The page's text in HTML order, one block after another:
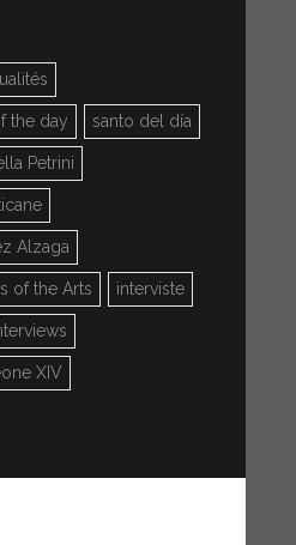
the day santo del día
Petrini
Alzaga
of the Arts interviste
XIV